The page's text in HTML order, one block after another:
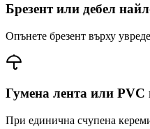
Брезент или дебел
Опънете брезент върху
Гумена лента или PVC
При единична счупена